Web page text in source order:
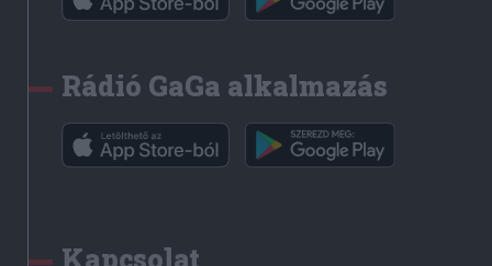
Rádió GaGa alkalmazás